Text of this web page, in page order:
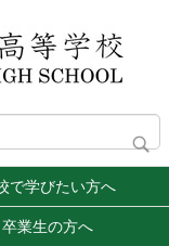
で学びたい方へ
卒業生の方へ